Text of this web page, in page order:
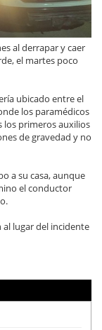
al derrapar y caer
el martes poco
ubicado entre el
los paramédicos
los primeros auxilios
de gravedad y no
a su casa, aunque
el conductor
lugar del incidente